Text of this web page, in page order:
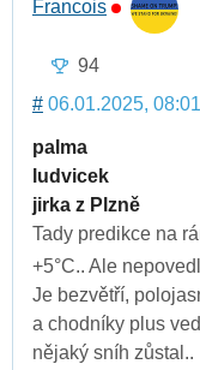
Francois
94
# 06.01.2025, 08:01
palma
ludvicek
jirka z Plzně
Tady predikce na
+5°C.. Ale
Je bezvětří,
a chodníky plus
nějaký sníh zůstal..